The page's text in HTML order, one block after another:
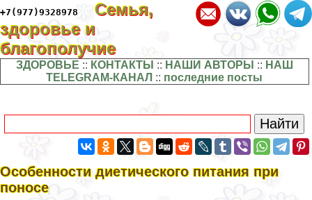
+7(977)9328978
Семья,
здоровье и
благополучие
ЗДОРОВЬЕ :: КОНТАКТЫ :: НАШИ АВТОРЫ :: НАШ
TELEGRAM-КАНАЛ :: последние посты
Особенности диетического питания при
поносе